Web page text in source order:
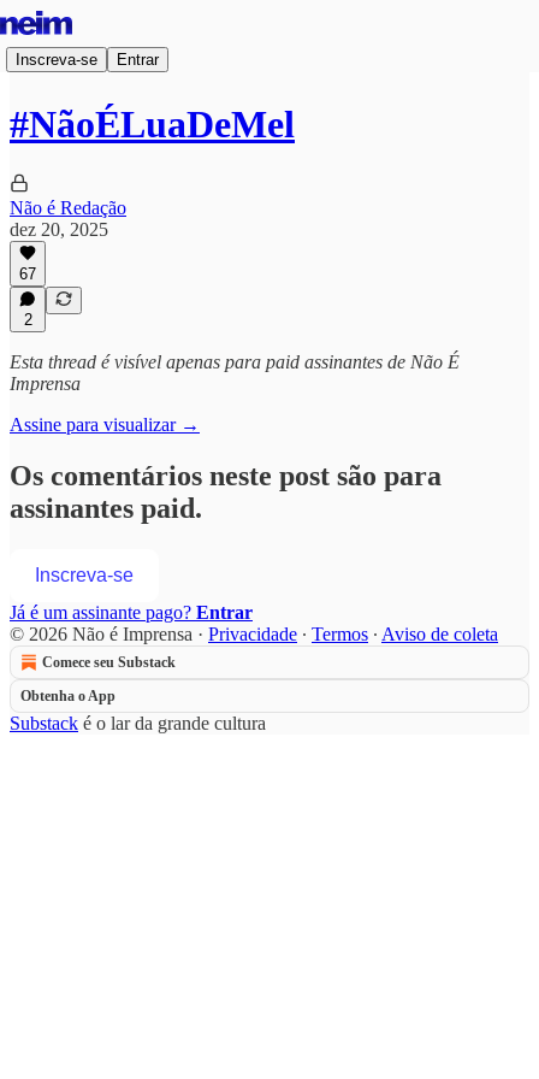
Inscreva-se Entrar
#NãoÉLuaDeMel
Não é Redação
dez 20, 2025
67
2
Esta thread é visível apenas para paid assinantes de Não É
Imprensa
Assine para visualizar →
Os comentários neste post são para
assinantes paid.
Inscreva-se
Já é um assinante pago? Entrar
© 2026 Não é Imprensa · Privacidade ∙ Termos ∙ Aviso de coleta
Comece seu Substack
Obtenha o App
Substack é o lar da grande cultura